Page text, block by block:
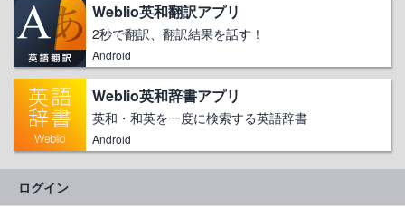
Weblio英和翻訳アプリ
2秒で翻訳、翻訳結果を話す！
Android
Weblio英和辞書アプリ
英和・和英を一度に検索する英語辞書
Android
ログイン